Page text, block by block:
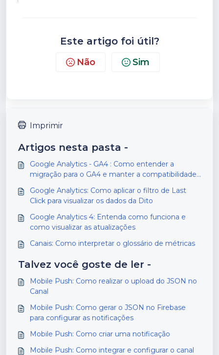
Este artigo foi útil?
Não Sim
Imprimir
Artigos nesta pasta -
Google Analytics - GA4 : Como entender a
migração para o GA4 e manter a compatibilidade
Google Analytics: Como aplicar o filtro de Last
Click para visualizar os dados da Dito
Google Analytics 4: Entenda como funciona e
como visualizar as atualizações
Canais: Como interpretar o glossário de métricas
Talvez você goste de ler -
Mobile Push: Como realizar o upload do JSON no
Canal
Mobile Push: Como gerar o JSON no Firebase
para configurar as notificações
Mobile Push: Como criar uma notificação
Mobile Push: Como integrar e configurar o canal